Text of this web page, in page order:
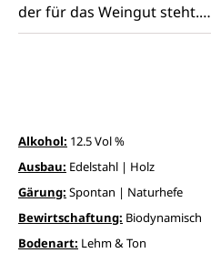
der für das Weingut steht.…
Alkohol: 12.5 Vol %
Ausbau: Edelstahl | Holz
Gärung: Spontan | Naturhefe
Bewirtschaftung: Biodynamisch
Bodenart: Lehm & Ton